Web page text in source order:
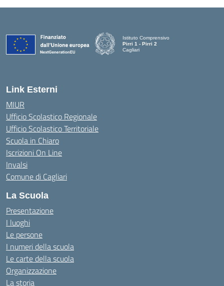
Istituto Comprensivo
Pirri 1 - Pirri 2
Cagliari
Link Esterni
MIUR
Ufficio Scolastico Regionale
Ufficio Scolastico Territoriale
Scuola in Chiaro
Iscrizioni On Line
Invalsi
Comune di Cagliari
La Scuola
Presentazione
I luoghi
Le persone
I numeri della scuola
Le carte della scuola
Organizzazione
La storia